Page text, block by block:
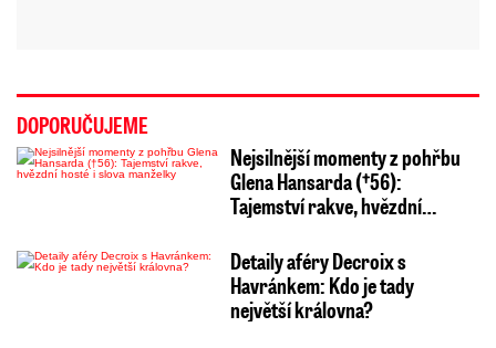
DOPORUČUJEME
Nejsilnější momenty z pohřbu
Glena Hansarda (†56):
Tajemství rakve, hvězdní…
Detaily aféry Decroix s
Havránkem: Kdo je tady
největší královna?